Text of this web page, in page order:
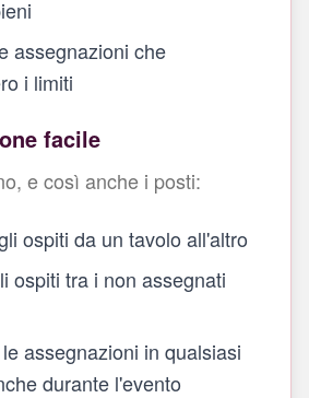
assegnazioni che
i limiti
facile
e così anche i posti:
ospiti da un tavolo all'altro
ospiti tra i non assegnati
assegnazioni in qualsiasi
durante l'evento